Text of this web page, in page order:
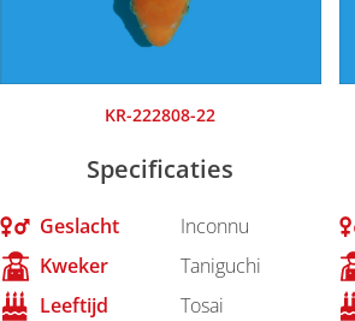
KR-222808-22
Specificaties
Geslacht
Inconnu
Kweker
Taniguchi
Leeftijd
Tosai